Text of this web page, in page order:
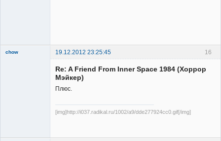
16
chow 19.12.2012 23:25:45
Re: A Friend From Inner Space 1984 (Хоррор
Мэйкер)
Плюс.
[img]http://i037.radikal.ru/1002/a9/dde277924cc0.gif[/img]